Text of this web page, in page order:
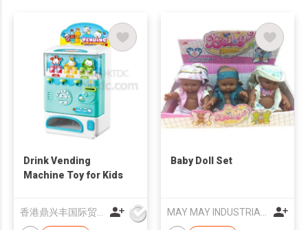
Drink Vending
Machine Toy for Kids
Baby Doll Set